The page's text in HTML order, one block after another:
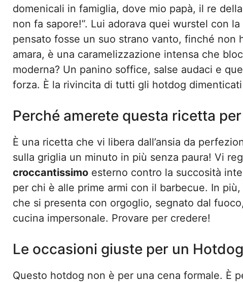
domenicali in famiglia, dove mio papà, il re
non fa sapore!”. Lui adorava quei wurstel con
pensato fosse un suo strano vanto, finché non
amara, è una caramelizzazione intensa che
moderna? Un panino soffice, salse audaci e
forza. È la rivincita di tutti gli hotdog
Perché amerete questa ricetta
È una ricetta che vi libera dall’ansia da
sulla griglia un minuto in più senza paura! Vi
croccantissimo esterno contro la succosità
per chi è alle prime armi con il barbecue. In
che si presenta con orgoglio, segnato dal
cucina impersonale. Provare per credere!
Le occasioni giuste per un
Questo hotdog non è per una cena formale. È